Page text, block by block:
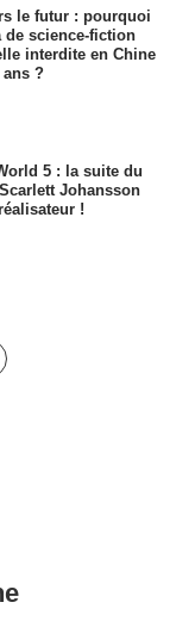
le futur : pourquoi
de science-fiction
interdite en Chine
ans ?
5 : la suite du
Johansson
!